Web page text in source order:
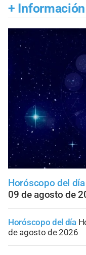
+
Horóscopo del día
09 de agosto de
Horóscopo del día
de agosto de 2026